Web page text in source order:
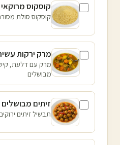
קוסקוס מרוקאי
קוסקוס סולת
מרק ירקות
מרק עם דלעת,
מבושלים
זיתים
תבשיל זיתים